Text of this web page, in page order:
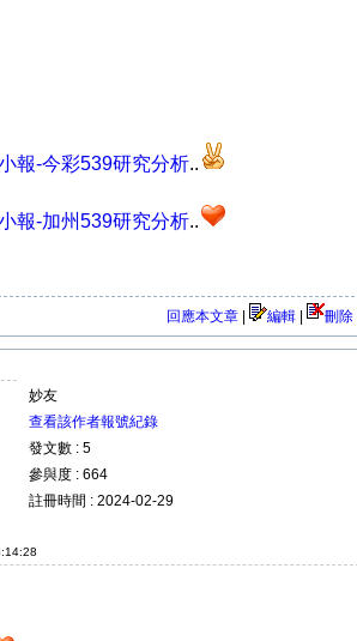
報-今彩539研究分析..
報-加州539研究分析..
回應本文章 編輯 刪除
妙友
查看該作者報號紀錄
發文數 : 5
參與度 : 664
註冊時間 : 2024-02-29